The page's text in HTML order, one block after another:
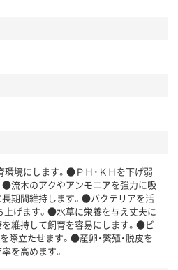
環境にします。●ＰＨ・ＫＨを下げ弱
流木のアクやアンモニアを強力に吸
期間維持します。●バクテリアを活
げます。●水草に栄養を与え丈夫に
維持して飼育を容易にします。●ビ
際立たせます。●産卵・繁殖・脱皮を
を高めます。